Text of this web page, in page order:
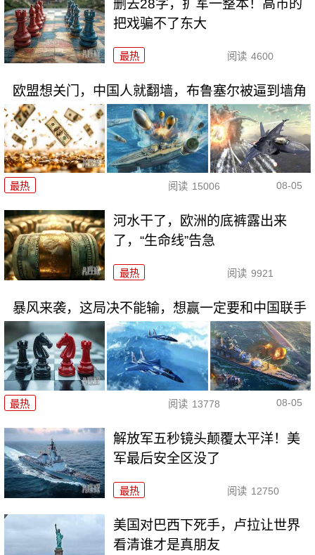
删去28字，扩军一整本！高市的
把戏骗不了东大
最热 阅读 4600
欧盟想关门，中国人就翻墙，布鲁塞尔被逼到墙角
最热 阅读 15006 08-05
河水干了，欧洲的底裤露出来
了，“生命线”告急
最热 阅读 9921
暴风来袭，这局决不能输，想赢一定要和中国联手
最热 阅读 13778 08-05
解放军五秒镜头颠覆太平洋！美
军最后安全区没了
最热 阅读 12750
美国对巴西下死手，卢拉让世界
看清谁才是真朋友